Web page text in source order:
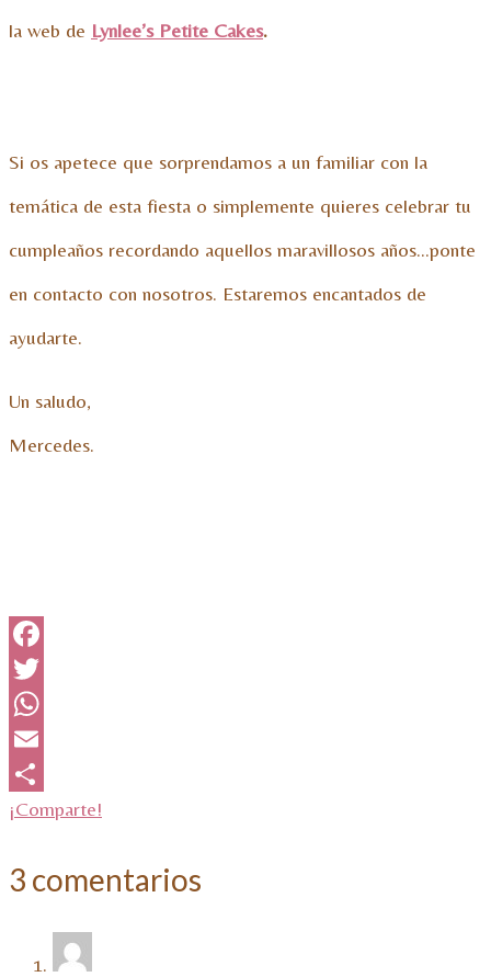
la web de Lynlee’s Petite Cakes.
Si os apetece que sorprendamos a un familiar con la
temática de esta fiesta o simplemente quieres celebrar tu
cumpleaños recordando aquellos maravillosos años…ponte
en contacto con nosotros. Estaremos encantados de
ayudarte.
Un saludo,
Mercedes.
Facebook
Twitter
WhatsApp
Email
¡Comparte!
3 comentarios